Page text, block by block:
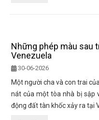
Những phép màu sau
Venezuela
30-06-2026
Một người cha và con trai
nát của một tòa nhà bị sập
động đất tàn khốc xảy ra tại